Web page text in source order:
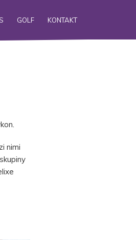
GOLF KONTAKT
nimi